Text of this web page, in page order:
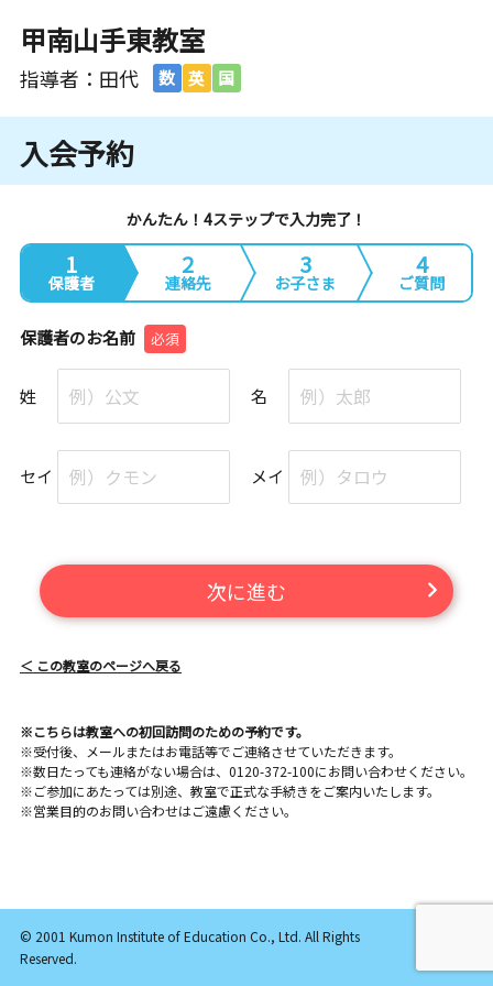
甲南山手東教室
指導者：田代 数 英 国
入会予約
かんたん！4ステップで入力完了！
1
保護者
2
連絡先
3
お子さま
4
ご質問
保護者のお名前 必須
姓 名
セイ メイ
次に進む
＜ この教室のページへ戻る
※こちらは教室への初回訪問のための予約です。
※受付後、メールまたはお電話等でご連絡させていただきます。
※数日たっても連絡がない場合は、0120-372-100にお問い合わせください。
※ご参加にあたっては別途、教室で正式な手続きをご案内いたします。
※営業目的のお問い合わせはご遠慮ください。
© 2001 Kumon Institute of Education Co., Ltd. All Rights
Reserved.